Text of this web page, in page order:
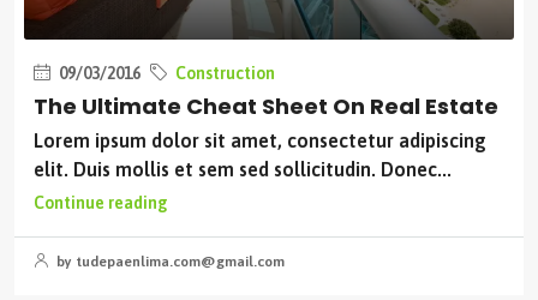
09/03/2016 Construction
The Ultimate Cheat Sheet On Real Estate
Lorem ipsum dolor sit amet, consectetur adipiscing
elit. Duis mollis et sem sed sollicitudin. Donec...
Continue reading
by tudepaenlima.com@gmail.com